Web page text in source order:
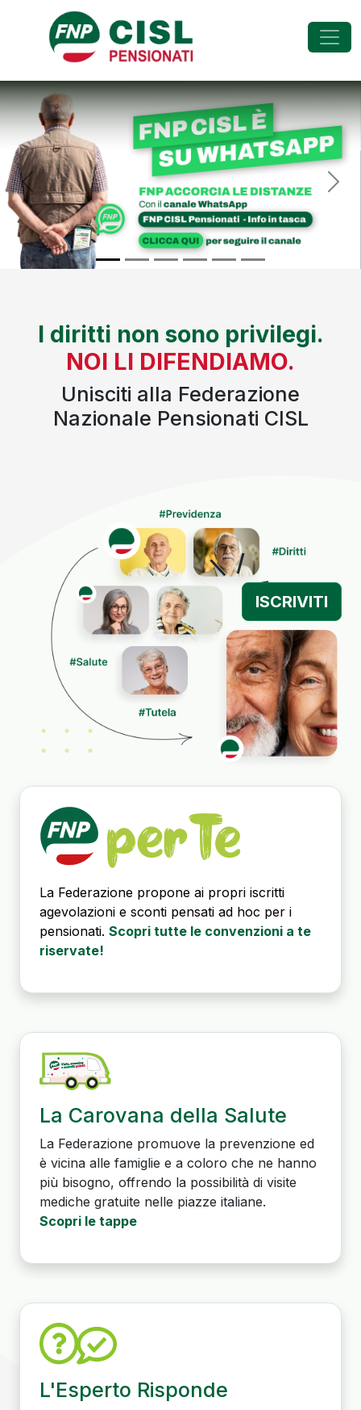
FNP - Federazione
Previous Next
I diritti non sono privilegi.
NOI LI DIFENDIAMO.
Unisciti alla Federazione
Nazionale Pensionati CISL
ISCRIVITI
La Federazione propone ai propri iscritti
agevolazioni e sconti pensati ad hoc per i
pensionati. Scopri tutte le convenzioni a te
riservate!
La Carovana della Salute
La Federazione promuove la prevenzione ed
è vicina alle famiglie e a coloro che ne hanno
più bisogno, offrendo la possibilità di visite
mediche gratuite nelle piazze italiane.
Scopri le tappe
L'Esperto Risponde